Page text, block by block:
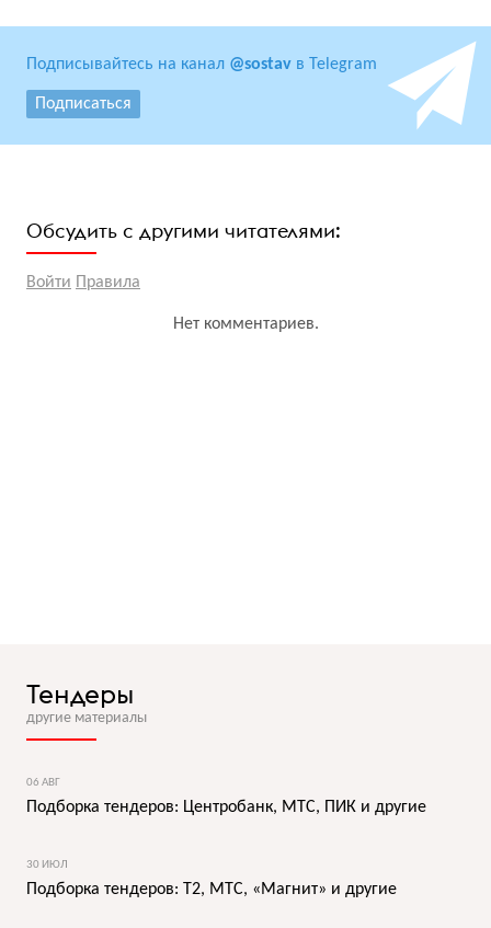
Подписывайтесь на канал @sostav в Telegram
Подписаться
Обсудить с другими читателями:
Войти Правила
Нет комментариев.
Тендеры
другие материалы
06 АВГ
Подборка тендеров: Центробанк, МТС, ПИК и другие
30 ИЮЛ
Подборка тендеров: T2, МТС, «Магнит» и другие